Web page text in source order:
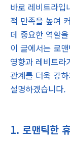
바로 레비트라입
적 만족을 높여
데 중요한 역할
이 글에서는 로
영향과 레비트라
관계를 더욱 강
설명하겠습니다.
1. 로맨틱한